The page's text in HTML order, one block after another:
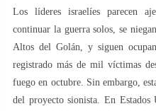
Los líderes israelíes parecen
continuar la guerra solos, se
Altos del Golán, y siguen
registrado más de mil víctimas
fuego en octubre. Sin embargo,
del proyecto sionista. En Estados